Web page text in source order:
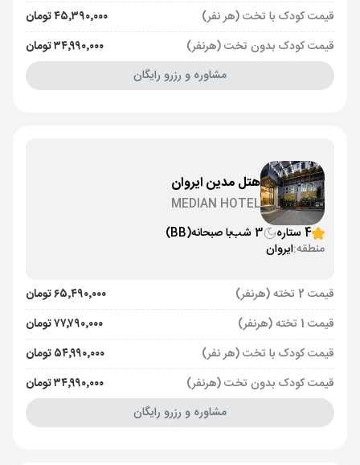
قیمت کودک با تخت (هر نفر)
۴۵٬۳۹۰٬۰۰۰ تومان
قیمت کودک بدون تخت (هرنفر)
۳۴٬۹۹۰٬۰۰۰ تومان
مشاوره و رزرو رایگان
هتل مدین ایروان
MEDIAN HOTEL
4 ستاره
3 شب با صبحانه(BB)
منطقه:ایروان
قیمت 2 تخته (هرنفر)
۶۵٬۴۹۰٬۰۰۰ تومان
قیمت 1 تخته (هرنفر)
۷۷٬۷۹۰٬۰۰۰ تومان
قیمت کودک با تخت (هر نفر)
۵۴٬۹۹۰٬۰۰۰ تومان
قیمت کودک بدون تخت (هرنفر)
۳۴٬۹۹۰٬۰۰۰ تومان
مشاوره و رزرو رایگان